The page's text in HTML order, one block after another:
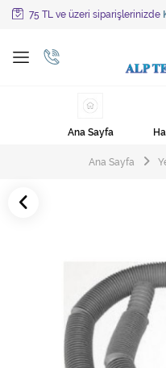
75 TL ve üzeri siparişlerinizde
Tüm
Ayakkabı Cila Makineleri
Cila Makineleri
Çöp Torbaları
Endüstriyel Zemin Yıkama
Halı Kurutma Makineleri
Halı Yıkama Makinesi
Ana Sayfa
Ana Sayfa